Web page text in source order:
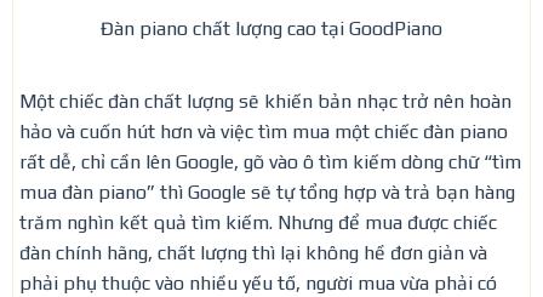
Đàn piano chất lượng cao tại GoodPiano
Một chiếc đàn chất lượng sẽ khiến bản nhạc trở nên hoàn
hảo và cuốn hút hơn và việc tìm mua một chiếc đàn piano
rất dễ, chỉ cần lên Google, gõ vào ô tìm kiếm dòng chữ “tìm
mua đàn piano” thì Google sẽ tự tổng hợp và trả bạn hàng
trăm nghìn kết quả tìm kiếm. Nhưng để mua được chiếc
đàn chính hãng, chất lượng thì lại không hề đơn giản và
phải phụ thuộc vào nhiều yếu tố, người mua vừa phải có